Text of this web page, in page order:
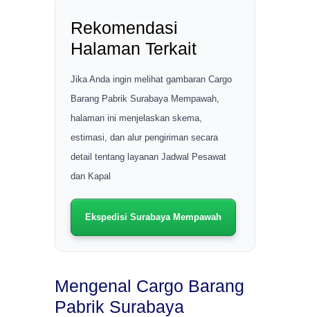
Rekomendasi
Halaman Terkait
Jika Anda ingin melihat gambaran Cargo
Barang Pabrik Surabaya Mempawah,
halaman ini menjelaskan skema,
estimasi, dan alur pengiriman secara
detail tentang layanan Jadwal Pesawat
dan Kapal
Ekspedisi Surabaya Mempawah
Mengenal Cargo Barang
Pabrik Surabaya